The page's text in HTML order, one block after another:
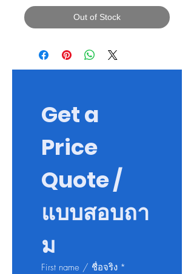
Out of Stock
Get a
Price
Quote /
แบบสอบถา
ม
First name / ชื่อจริง *